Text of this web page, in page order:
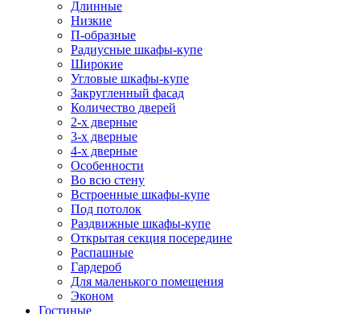
Длинные
Низкие
П-образные
Радиусные шкафы-купе
Широкие
Угловые шкафы-купе
Закругленный фасад
Количество дверей
2-х дверные
3-х дверные
4-х дверные
Особенности
Во всю стену
Встроенные шкафы-купе
Под потолок
Раздвижные шкафы-купе
Открытая секция посередине
Распашные
Гардероб
Для маленького помещения
Эконом
Гостиные